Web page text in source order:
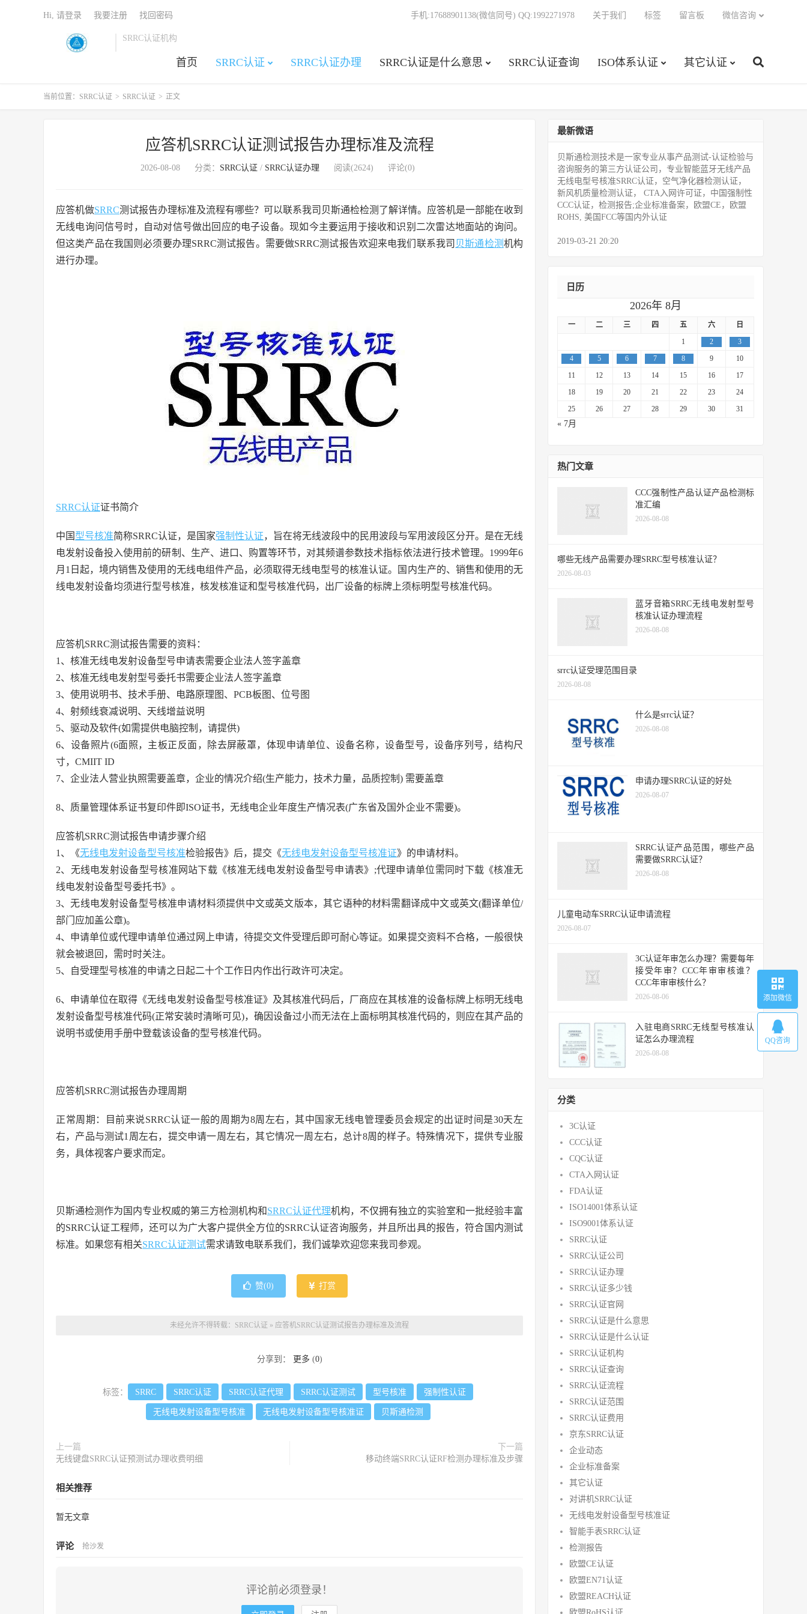
SRRC认证机构
首页 SRRC认证 SRRC认证办理 SRRC认证是什么意思 SRRC认证查询 ISO体系认证 其它认证
手机:17688901138(微信同号) QQ:1992271978 关于我们 标签 留言板 微信咨询
Hi, 请登录 我要注册 找回密码
当前位置： SRRC认证 > SRRC认证 > 正文
应答机SRRC认证测试报告办理标准及流程
2026-08-08 分类： SRRC认证 / SRRC认证办理 阅读(2624) 评论(0)
应答机做SRRC测试报告办理标准及流程有哪些？可以联系我司贝斯通检检测了解详情。应答机是一部能在收到
无线电询问信号时，自动对信号做出回应的电子设备。现如今主要运用于接收和识别二次雷达地面站的询问。
但这类产品在我国则必须要办理SRRC测试报告。需要做SRRC测试报告欢迎来电我们联系我司 贝斯通检测机构
进行办理。
SRRC认证证书简介
中国 型号核准简称SRRC认证，是国家强制性认证，旨在将无线波段中的民用波段与军用波段区分开。是在无线
电发射设备投入使用前的研制、生产、进口、购置等环节，对其频谱参数技术指标依法进行技术管理。1999年6
月1日起，境内销售及使用的无线电组件产品，必须取得无线电型号的核准认证。国内生产的、销售和使用的无
线电发射设备均须进行型号核准，核发核准证和型号核准代码，出厂设备的标牌上须标明型号核准代码。
应答机SRRC测试报告需要的资料：
1、核准无线电发射设备型号申请表需要企业法人签字盖章
2、核准无线电发射型号委托书需要企业法人签字盖章
3、使用说明书、技术手册、电路原理图、PCB板图、位号图
4、射频线衰减说明、天线增益说明
5、驱动及软件(如需提供电脑控制，请提供)
6、设备照片(6面照，主板正反面，除去屏蔽罩，体现申请单位、设备名称，设备型号，设备序列号，结构尺
寸，CMIIT ID
7、企业法人营业执照需要盖章，企业的情况介绍(生产能力，技术力量，品质控制) 需要盖章
8、质量管理体系证书复印件即ISO证书，无线电企业年度生产情况表(广东省及国外企业不需要)。
应答机SRRC测试报告申请步骤介绍
1、《无线电发射设备型号核准检验报告》后，提交《无线电发射设备型号核准证》的申请材料。
2、无线电发射设备型号核准网站下载《核准无线电发射设备型号申请表》;代理申请单位需同时下载《核准无
线电发射设备型号委托书》。
3、无线电发射设备型号核准申请材料须提供中文或英文版本，其它语种的材料需翻译成中文或英文(翻译单位/
部门应加盖公章)。
4、申请单位或代理申请单位通过网上申请，待提交文件受理后即可耐心等证。如果提交资料不合格，一般很快
就会被退回，需时时关注。
5、自受理型号核准的申请之日起二十个工作日内作出行政许可决定。
6、申请单位在取得《无线电发射设备型号核准证》及其核准代码后，厂商应在其核准的设备标牌上标明无线电
发射设备型号核准代码(正常安装时清晰可见)，确因设备过小而无法在上面标明其核准代码的，则应在其产品的
说明书或使用手册中登载该设备的型号核准代码。
应答机SRRC测试报告办理周期
正常周期：目前来说SRRC认证一般的周期为8周左右，其中国家无线电管理委员会规定的出证时间是30天左
右，产品与测试1周左右，提交申请一周左右，其它情况一周左右，总计8周的样子。特殊情况下，提供专业服
务，具体视客户要求而定。
贝斯通检测作为国内专业权威的第三方检测机构和SRRC认证代理机构，不仅拥有独立的实验室和一批经验丰富
的SRRC认证工程师，还可以为广大客户提供全方位的SRRC认证咨询服务，并且所出具的报告，符合国内测试
标准。如果您有相关SRRC认证测试需求请致电联系我们，我们诚挚欢迎您来我司参观。
赞(0) 打赏
未经允许不得转载： SRRC认证 » 应答机SRRC认证测试报告办理标准及流程
分享到： 更多 (0)
标签： SRRC SRRC认证 SRRC认证代理 SRRC认证测试 型号核准 强制性认证
无线电发射设备型号核准 无线电发射设备型号核准证 贝斯通检测
上一篇
无线键盘SRRC认证预测试办理收费明细
下一篇
移动终端SRRC认证RF检测办理标准及步骤
相关推荐
暂无文章
评论 抢沙发
评论前必须登录！
最新微语
贝斯通检测技术是一家专业从事产品测试­-认证检验与
咨询服务的第三方认证公司，专业智能蓝牙无线产品
无线电型号核准SRRC认证，空气净化器检测认证，
新风机质量检测认证， CTA入网许可证，中国强制性
CCC认证，检测报告;企业标准备案，欧盟CE，欧盟
ROHS, 美国FCC等国内外认证
2019-03-21 20:20
日历
2026年 8月
一 二 三 四 五 六
日
1
2
3
4
5 6 7 8 9
10
11
12 13 14 15 16
17
18
19 20 21 22 23
24
25
26 27 28 29 30 31
« 7月
热门文章
CCC强制性产品认证产品检测标
准汇编
2026-08-08
哪些无线产品需要办理SRRC型号核准认证？
2026-08-03
蓝牙音箱SRRC无线电发射型号
核准认证办理流程
2026-08-08
srrc认证受理范围目录
2026-08-08
什么是srrc认证？
2026-08-08
申请办理SRRC认证的好处
2026-08-07
SRRC认证产品范围，哪些产品
需要做SRRC认证？
2026-08-08
儿童电动车SRRC认证申请流程
2026-08-07
3C认证年审怎么办理？需要每年
接受年审？CCC年审审核谁？
CCC年审审核什么？
2026-08-06
入驻电商SRRC无线型号核准认
证怎么办理流程
2026-08-08
分类
3C认证
CCC认证
CQC认证
CTA入网认证
FDA认证
ISO14001体系认证
ISO9001体系认证
SRRC认证
SRRC认证公司
SRRC认证办理
SRRC认证多少钱
SRRC认证官网
SRRC认证是什么意思
SRRC认证是什么认证
SRRC认证机构
SRRC认证查询
SRRC认证流程
SRRC认证范围
SRRC认证费用
京东SRRC认证
企业动态
企业标准备案
其它认证
对讲机SRRC认证
无线电发射设备型号核准证
智能手表SRRC认证
检测报告
欧盟CE认证
欧盟EN71认证
欧盟REACH认证
添加微信
QQ咨询